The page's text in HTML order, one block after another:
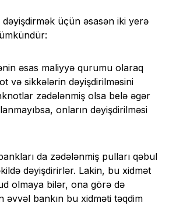
dəyişdirmək üçün əsasən iki yerə
əsas maliyyə qurumu olaraq
və sikkələrin dəyişdirilməsini
zədələnmiş olsa belə əgər
onların dəyişdirilməsi
da zədələnmiş pulları qəbul
dəyişdirirlər. Lakin, bu xidmət
olmaya bilər, ona görə də
əvvəl bankın bu xidməti təqdim